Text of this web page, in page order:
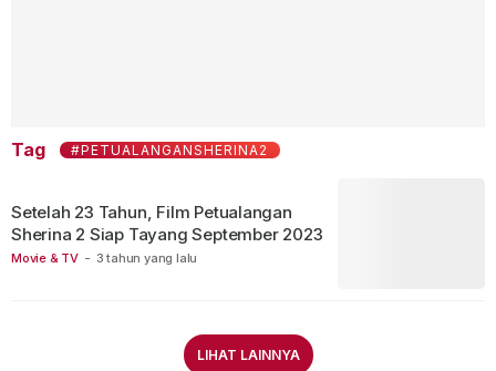
Tag #PETUALANGANSHERINA2
Movie & TV - 3 tahun yang lalu
Setelah 23 Tahun, Film Petualangan
Sherina 2 Siap Tayang September 2023
LIHAT LAINNYA